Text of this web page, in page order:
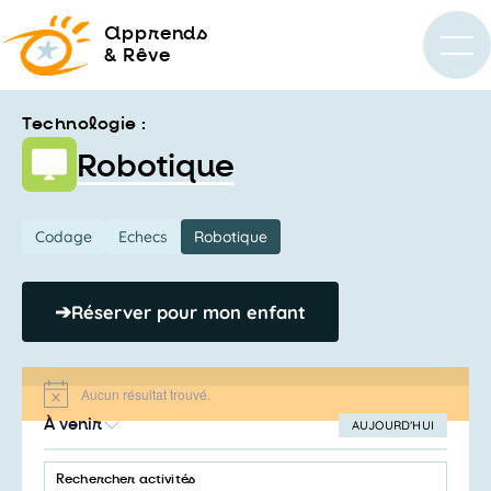
apprends
& Rêve
Technologie :
Robotique
Codage Echecs Robotique
➔Réserver pour mon enfant
Notice Aucun résultat trouvé.
AUJOURD’HUI
À venir
LA
DATE
Recherche
et
SAISIR